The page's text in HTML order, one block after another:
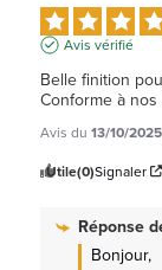
Avis vérifié
Belle finition
Conforme à
Avis du 13/10/2025
Utile(0)Signaler
Réponse
Bonjour,